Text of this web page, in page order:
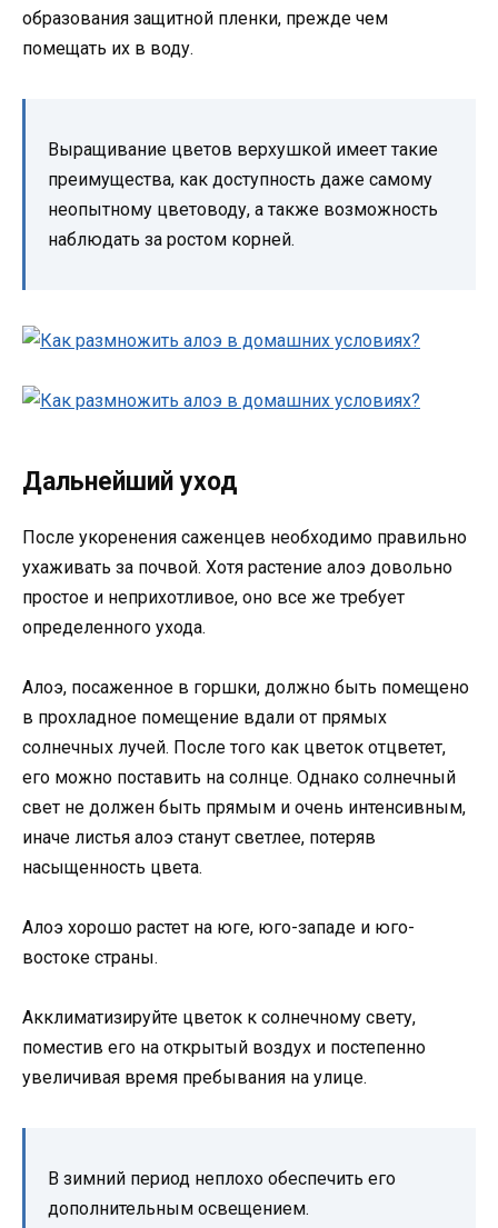
образования защитной пленки, прежде чем
помещать их в воду.
Выращивание цветов верхушкой имеет такие
преимущества, как доступность даже самому
неопытному цветоводу, а также возможность
наблюдать за ростом корней.
Дальнейший уход
После укоренения саженцев необходимо правильно
ухаживать за почвой. Хотя растение алоэ довольно
простое и неприхотливое, оно все же требует
определенного ухода.
Алоэ, посаженное в горшки, должно быть помещено
в прохладное помещение вдали от прямых
солнечных лучей. После того как цветок отцветет,
его можно поставить на солнце. Однако солнечный
свет не должен быть прямым и очень интенсивным,
иначе листья алоэ станут светлее, потеряв
насыщенность цвета.
Алоэ хорошо растет на юге, юго-западе и юго-
востоке страны.
Акклиматизируйте цветок к солнечному свету,
поместив его на открытый воздух и постепенно
увеличивая время пребывания на улице.
В зимний период неплохо обеспечить его
дополнительным освещением.